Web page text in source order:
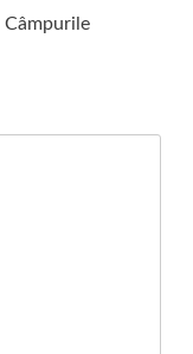
Câmpurile